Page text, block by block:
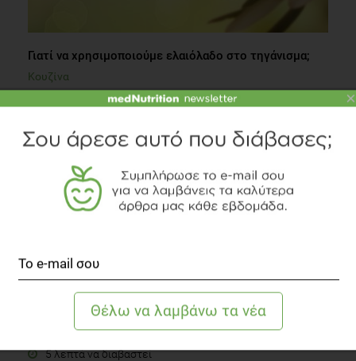
Γιατί να χρησιμοποιούμε ελαιόλαδο στο τηγάνισμα;
Κουζίνα
2 λεπτά να διαβαστεί
Συστάσεις Διατροφής
5 λεπτά να διαβαστεί
×